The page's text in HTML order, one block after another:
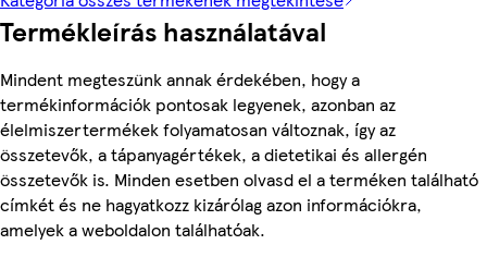
Termékleírás használatával
Mindent megteszünk annak érdekében, hogy a
termékinformációk pontosak legyenek, azonban az
élelmiszertermékek folyamatosan változnak, így az
összetevők, a tápanyagértékek, a dietetikai és allergén
összetevők is. Minden esetben olvasd el a terméken található
címkét és ne hagyatkozz kizárólag azon információkra,
amelyek a weboldalon találhatóak.